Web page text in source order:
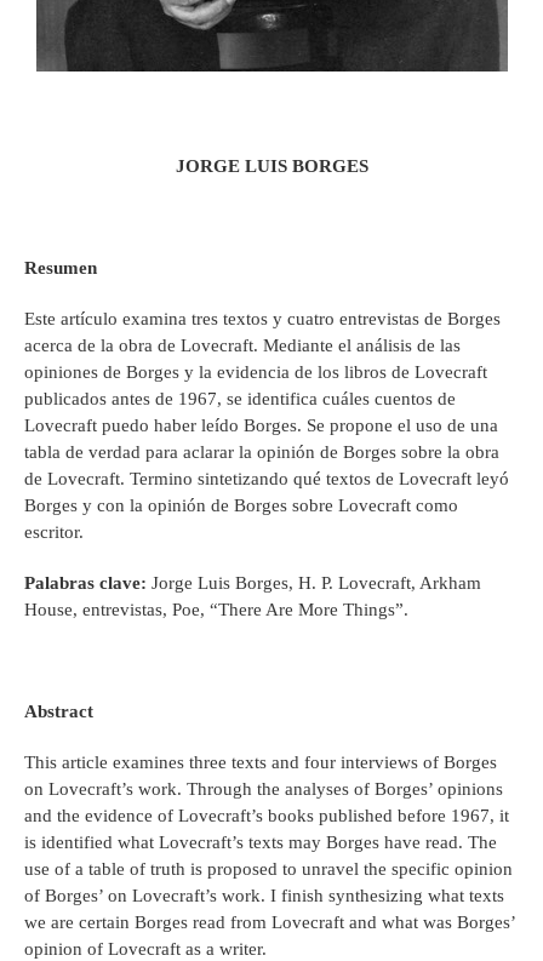
JORGE LUIS BORGES
Resumen
Este artículo examina tres textos y cuatro entrevistas de Borges
acerca de la obra de Lovecraft. Mediante el análisis de las
opiniones de Borges y la evidencia de los libros de Lovecraft
publicados antes de 1967, se identifica cuáles cuentos de
Lovecraft puedo haber leído Borges. Se propone el uso de una
tabla de verdad para aclarar la opinión de Borges sobre la obra
de Lovecraft. Termino sintetizando qué textos de Lovecraft leyó
Borges y con la opinión de Borges sobre Lovecraft como
escritor.
Palabras clave: Jorge Luis Borges, H. P. Lovecraft, Arkham
House, entrevistas, Poe, “There Are More Things”.
Abstract
This article examines three texts and four interviews of Borges
on Lovecraft’s work. Through the analyses of Borges’ opinions
and the evidence of Lovecraft’s books published before 1967, it
is identified what Lovecraft’s texts may Borges have read. The
use of a table of truth is proposed to unravel the specific opinion
of Borges’ on Lovecraft’s work. I finish synthesizing what texts
we are certain Borges read from Lovecraft and what was Borges’
opinion of Lovecraft as a writer.